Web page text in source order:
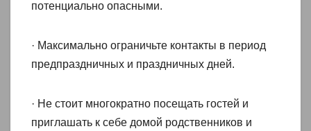
потенциально опасными.
· Максимально ограничьте контакты в период
предпраздничных и праздничных дней.
· Не стоит многократно посещать гостей и
приглашать к себе домой родственников и